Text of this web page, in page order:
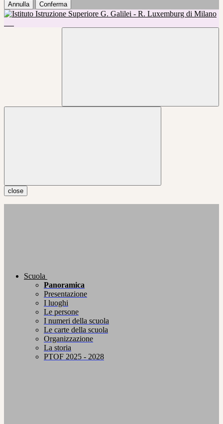
Annulla Conferma
close
Scuola
Panoramica
Presentazione
I luoghi
Le persone
I numeri della scuola
Le carte della scuola
Organizzazione
La storia
PTOF 2025 - 2028